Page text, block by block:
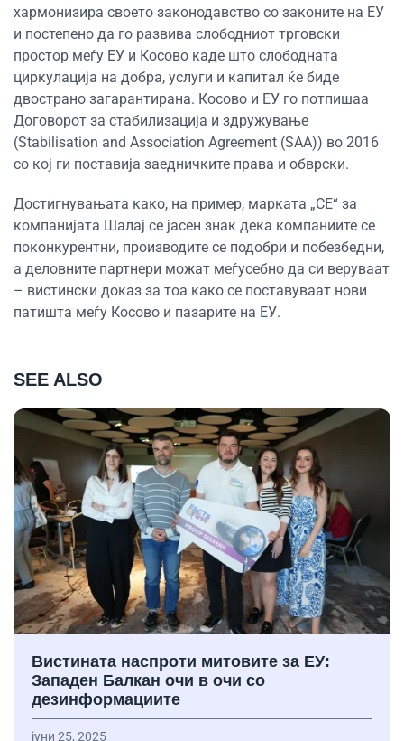
хармонизира своето законодавство со законите на ЕУ
и постепено да го развива слободниот трговски
простор меѓу ЕУ и Косово каде што слободната
циркулација на добра, услуги и капитал ќе биде
двострано загарантирана. Косово и ЕУ го потпишаа
Договорот за стабилизација и здружување
(Stabilisation and Association Agreement (SAA)) во 2016
со кој ги поставија заедничките права и обврски.
Достигнувањата како, на пример, марката „CE“ за
компанијата Шалај се јасен знак дека компаниите се
поконкурентни, производите се подобри и побезбедни,
а деловните партнери можат меѓусебно да си веруваат
– вистински доказ за тоа како се поставуваат нови
патишта меѓу Косово и пазарите на ЕУ.
SEE ALSO
Вистината наспроти митовите за ЕУ:
Западен Балкан очи в очи со
дезинформациите
јуни 25, 2025